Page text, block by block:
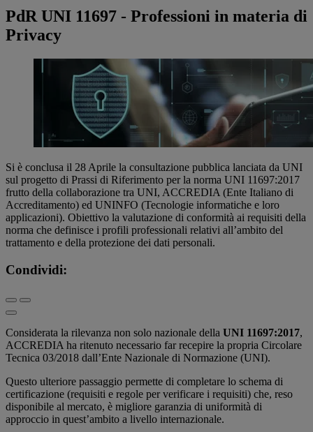
PdR UNI 11697 - Professioni in materia di
Privacy
Si è conclusa il 28 Aprile la consultazione pubblica lanciata da UNI
sul progetto di Prassi di Riferimento per la norma UNI 11697:2017
frutto della collaborazione tra UNI, ACCREDIA (Ente Italiano di
Accreditamento) ed UNINFO (Tecnologie informatiche e loro
applicazioni). Obiettivo la valutazione di conformità ai requisiti della
norma che definisce i profili professionali relativi all’ambito del
trattamento e della protezione dei dati personali.
Condividi:
Considerata la rilevanza non solo nazionale della UNI 11697:2017,
ACCREDIA ha ritenuto necessario far recepire la propria Circolare
Tecnica 03/2018 dall’Ente Nazionale di Normazione (UNI).
Questo ulteriore passaggio permette di completare lo schema di
certificazione (requisiti e regole per verificare i requisiti) che, reso
disponibile al mercato, è migliore garanzia di uniformità di
approccio in quest’ambito a livello internazionale.